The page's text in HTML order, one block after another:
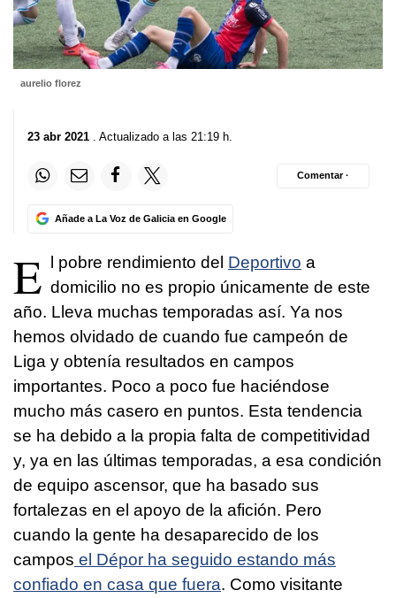
aurelio florez
23 abr 2021 . Actualizado a las 21:19 h.
Añade a La Voz de Galicia en Google
Comentar ·
E l pobre rendimiento del Deportivo a
domicilio no es propio únicamente de este
año. Lleva muchas temporadas así. Ya nos
hemos olvidado de cuando fue campeón de
Liga y obtenía resultados en campos
importantes. Poco a poco fue haciéndose
mucho más casero en puntos. Esta tendencia
se ha debido a la propia falta de competitividad
y, ya en las últimas temporadas, a esa condición
de equipo ascensor, que ha basado sus
fortalezas en el apoyo de la afición. Pero
cuando la gente ha desaparecido de los
campos el Dépor ha seguido estando más
confiado en casa que fuera. Como visitante